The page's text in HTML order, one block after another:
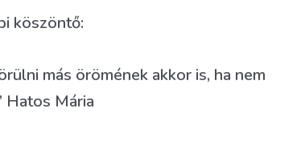
köszöntő:
más örömének akkor is, ha nem
Hatos Mária